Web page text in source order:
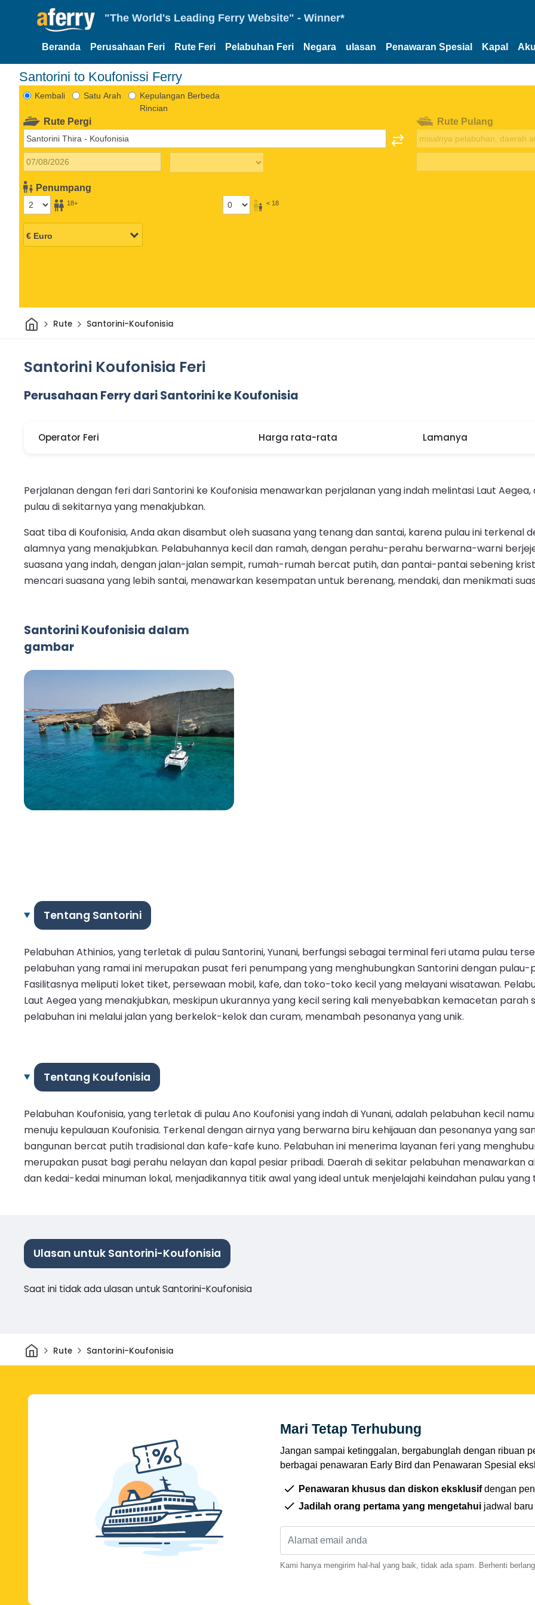
"The World's Leading Ferry Website" - Winner*
Beranda Perusahaan Feri Rute Feri Pelabuhan Feri Negara ulasan Penawaran Spesial Kapal
Santorini to Koufonissi Ferry
Kembali Satu Arah
Kepulangan Berbeda
Rincian
Rute Pergi
Penumpang
18+ < 18
Rute Pulang
Rumah
Rute Santorini-Koufonisia
Santorini Koufonisia Feri
Perusahaan Ferry dari Santorini ke Koufonisia
Operator Feri Harga rata-rata Lamanya
Perjalanan dengan feri dari Santorini ke Koufonisia menawarkan perjalanan yang indah melintasi Laut
pulau di sekitarnya yang menakjubkan.
Saat tiba di Koufonisia, Anda akan disambut oleh suasana yang tenang dan santai, karena pulau ini terkenal
alamnya yang menakjubkan. Pelabuhannya kecil dan ramah, dengan perahu-perahu berwarna-warni
suasana yang indah, dengan jalan-jalan sempit, rumah-rumah bercat putih, dan pantai-pantai sebening
mencari suasana yang lebih santai, menawarkan kesempatan untuk berenang, mendaki, dan menikmati
Santorini Koufonisia dalam
gambar
Tentang Santorini
Pelabuhan Athinios, yang terletak di pulau Santorini, Yunani, berfungsi sebagai terminal feri utama pulau
pelabuhan yang ramai ini merupakan pusat feri penumpang yang menghubungkan Santorini dengan pulau-
Fasilitasnya meliputi loket tiket, persewaan mobil, kafe, dan toko-toko kecil yang melayani wisatawan.
Laut Aegea yang menakjubkan, meskipun ukurannya yang kecil sering kali menyebabkan kemacetan parah
pelabuhan ini melalui jalan yang berkelok-kelok dan curam, menambah pesonanya yang unik.
Tentang Koufonisia
Pelabuhan Koufonisia, yang terletak di pulau Ano Koufonisi yang indah di Yunani, adalah pelabuhan kecil
menuju kepulauan Koufonisia. Terkenal dengan airnya yang berwarna biru kehijauan dan pesonanya yang
bangunan bercat putih tradisional dan kafe-kafe kuno. Pelabuhan ini menerima layanan feri yang
merupakan pusat bagi perahu nelayan dan kapal pesiar pribadi. Daerah di sekitar pelabuhan menawarkan
dan kedai-kedai minuman lokal, menjadikannya titik awal yang ideal untuk menjelajahi keindahan pulau yang
Ulasan untuk Santorini-Koufonisia
Saat ini tidak ada ulasan untuk Santorini-Koufonisia
Rumah
Rute Santorini-Koufonisia
Mari Tetap Terhubung
Jangan sampai ketinggalan, bergabunglah dengan ribuan
berbagai penawaran Early Bird dan Penawaran Spesial
Penawaran khusus dan diskon eksklusifdengan
Jadilah orang pertama yang mengetahui jadwal baru
Kami hanya mengirim hal-hal yang baik, tidak ada spam. Berhenti